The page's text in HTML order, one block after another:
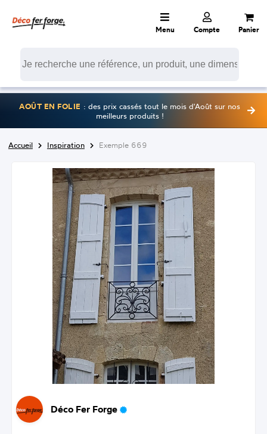
Menu Compte Panier
AOÛT EN FOLIE : des prix cassés tout le mois d'Août sur nos
meilleurs produits !
Accueil Inspiration Exemple 669
Déco Fer Forge